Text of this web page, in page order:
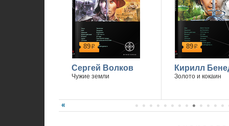
89р
Сергей Волков
Чужие земли
89р
Кирилл
Золото и кокаин